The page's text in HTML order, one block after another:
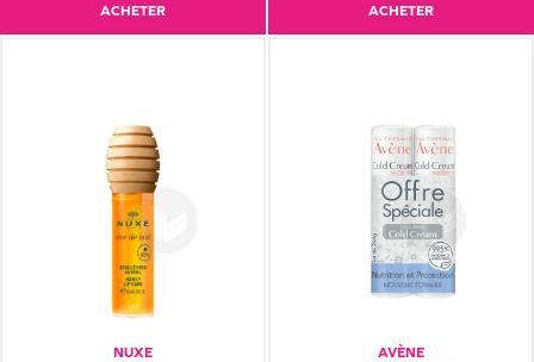
ACHETER ACHETER
NUXE AVÈNE